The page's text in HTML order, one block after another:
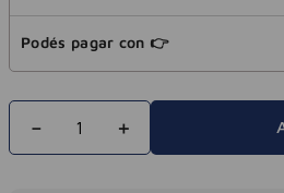
Podés pagar con 👉
＋
－